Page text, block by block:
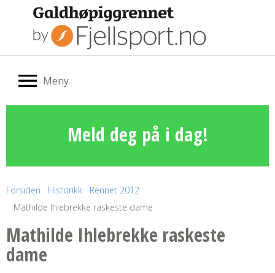
Meny
Meld deg på i dag!
Forsiden Historikk
Rennet 2012
Mathilde Ihlebrekke raskeste dame
Mathilde Ihlebrekke raskeste
dame